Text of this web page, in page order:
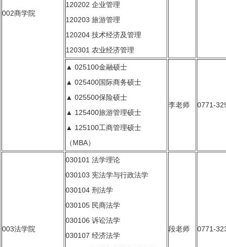
002商学院
120202 企业管理
120203 旅游管理
120204 技术经济及管理
120301 农业经济管理
▲ 025100金融硕士
▲ 025400国际商务硕士
▲ 025500保险硕士
▲ 125400旅游管理硕士
▲ 125100工商管理硕士
（MBA）
李老师 0771-
003法学院
030101 法学理论
030103 宪法学与行政法学
030104 刑法学
030105 民商法学
030106 诉讼法学
030107 经济法学
段老师 0771-